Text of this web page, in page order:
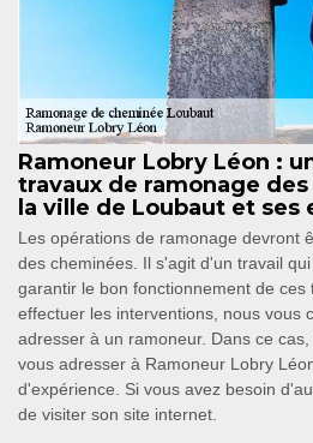
Ramoneur Lobry Léon :
travaux de ramonage
la ville de Loubaut et ses
Les opérations de ramonage devront
des cheminées. Il s'agit d'un travail
garantir le bon fonctionnement de ces
effectuer les interventions, nous vous
adresser à un ramoneur. Dans ce
vous adresser à Ramoneur Lobry
d'expérience. Si vous avez besoin
de visiter son site internet.